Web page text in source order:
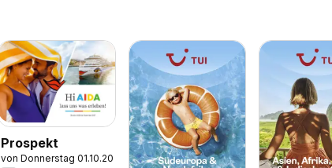
Prospekt
von Donnerstag 01.10.2026